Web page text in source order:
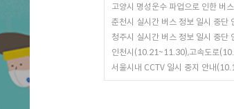
고양시 명성운수 파업으로 인한 버
춘천시 실시간 버스 정보 일시 중단
청주시 실시간 버스 정보 일시 중단
인천시(10.21~11.30),고속도로
서울시내 CCTV 일시 중지 안내